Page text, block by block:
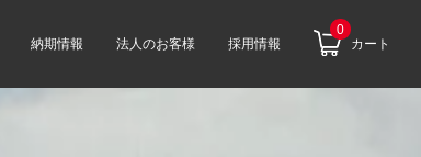
納期情報 法人のお客様 採用情報
0
カート